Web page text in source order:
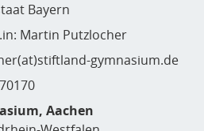
Bayern
Martin Putzlocher
gymnasium.de
Aachen